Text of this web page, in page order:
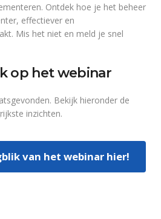
Ontdek hoe je het beheer
effectiever en
Mis het niet en meld je snel
op het webinar
Bekijk hieronder de
inzichten.
van het webinar hier!